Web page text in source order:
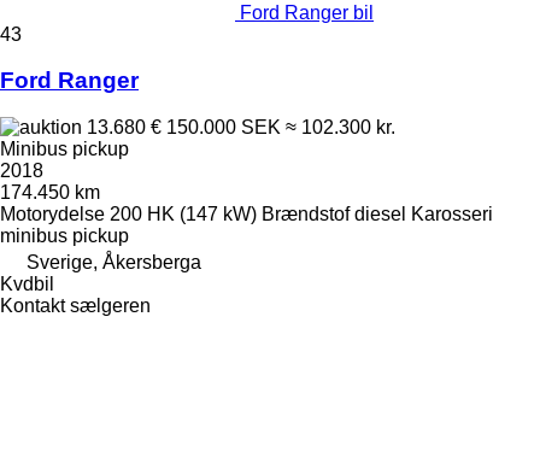
Ford Ranger bil
43
Ford Ranger
13.680 € 150.000 SEK ≈ 102.300 kr.
Minibus pickup
2018
174.450 km
Motorydelse 200 HK (147 kW) Brændstof diesel Karosseri
minibus pickup
Sverige, Åkersberga
Kvdbil
Kontakt sælgeren